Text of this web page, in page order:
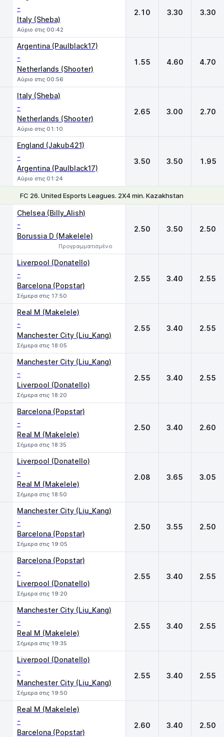
-
Italy (Sheba)
Αύριο στις 00:42
2.10 3.30 3.30
Argentina (Paulblack17)
-
Netherlands (Shooter)
Αύριο στις 00:56
1.55 4.60 4.70
Italy (Sheba)
-
Netherlands (Shooter)
Αύριο στις 01:10
2.65 3.00 2.70
England (Jakub421)
-
Argentina (Paulblack17)
Αύριο στις 01:24
3.50 3.50 1.95
FC 26. United Esports Leagues. 2X4 min. Kazakhstan
Chelsea (Billy_Alish)
-
Borussia D (Makelele)
Προγραμματισμένο
2.50 3.50 2.50
Liverpool (Donatello)
-
Barcelona (Popstar)
Σήμερα στις 17:50
2.55 3.40 2.55
Real M (Makelele)
-
Manchester City (Liu_Kang)
Σήμερα στις 18:05
2.55 3.40 2.55
Manchester City (Liu_Kang)
-
Liverpool (Donatello)
Σήμερα στις 18:20
2.55 3.40 2.55
Barcelona (Popstar)
-
Real M (Makelele)
Σήμερα στις 18:35
2.50 3.40 2.60
Liverpool (Donatello)
-
Real M (Makelele)
Σήμερα στις 18:50
2.08 3.65 3.05
Manchester City (Liu_Kang)
-
Barcelona (Popstar)
Σήμερα στις 19:05
2.50 3.55 2.50
Barcelona (Popstar)
-
Liverpool (Donatello)
Σήμερα στις 19:20
2.55 3.40 2.55
Manchester City (Liu_Kang)
-
Real M (Makelele)
Σήμερα στις 19:35
2.55 3.40 2.55
Liverpool (Donatello)
-
Manchester City (Liu_Kang)
Σήμερα στις 19:50
2.55 3.40 2.55
Real M (Makelele)
-
Barcelona (Popstar)
2.60 3.40 2.50